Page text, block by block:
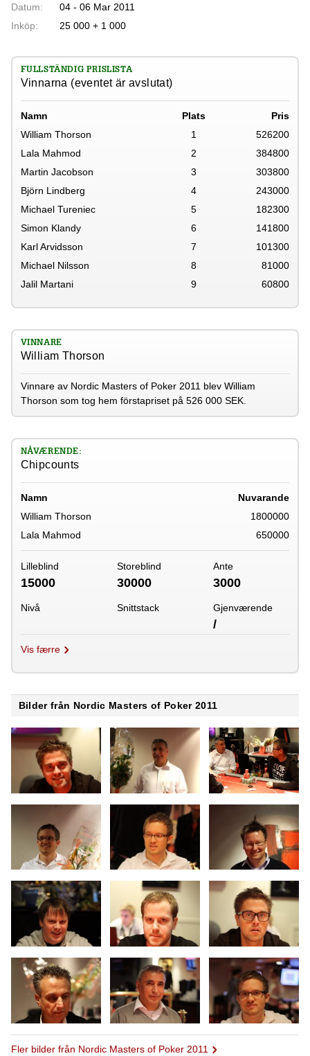
Datum:
04 - 06 Mar 2011
Inköp:
25 000 + 1 000
FULLSTÄNDIG PRISLISTA
Vinnarna (eventet är avslutat)
Namn Plats
Pris
William Thorson
1
526200
Lala Mahmod
2
384800
Martin Jacobson
3
303800
Björn Lindberg
4
243000
Michael Tureniec
5
182300
Simon Klandy
6
141800
Karl Arvidsson
7
101300
Michael Nilsson
8
81000
Jalil Martani
9 60800
VINNARE
William Thorson
Vinnare av Nordic Masters of Poker 2011 blev William
Thorson som tog hem förstapriset på 526 000 SEK.
NÅVÆRENDE:
Chipcounts
Namn
Nuvarande
William Thorson
1800000
Lala Mahmod
650000
Lilleblind
15000
Storeblind
30000
Ante
3000
Nivå Snittstack Gjenværende
/
Vis færre
Bilder från Nordic Masters of Poker 2011
Fler bilder från Nordic Masters of Poker 2011